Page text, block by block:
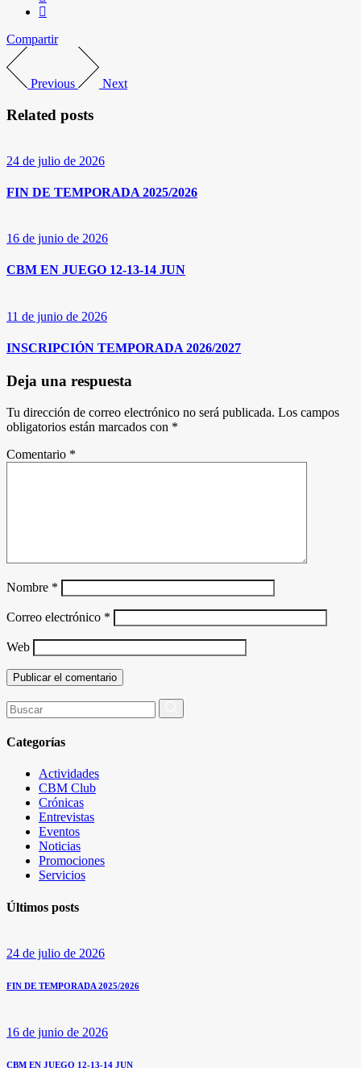
Compartir
Previous Next
Related posts
24 de julio de 2026
FIN DE TEMPORADA 2025/2026
16 de junio de 2026
CBM EN JUEGO 12-13-14 JUN
11 de junio de 2026
INSCRIPCIÓN TEMPORADA 2026/2027
Deja una respuesta
Tu dirección de correo electrónico no será publicada. Los campos
obligatorios están marcados con *
Comentario *
Nombre *
Correo electrónico *
Web
Buscar
por:
Categorías
Actividades
CBM Club
Crónicas
Entrevistas
Eventos
Noticias
Promociones
Servicios
Últimos posts
24 de julio de 2026
FIN DE TEMPORADA 2025/2026
16 de junio de 2026
CBM EN JUEGO 12-13-14 JUN